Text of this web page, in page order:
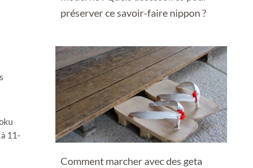
11-
préserver ce savoir-faire nippon ?
Comment marcher avec des geta